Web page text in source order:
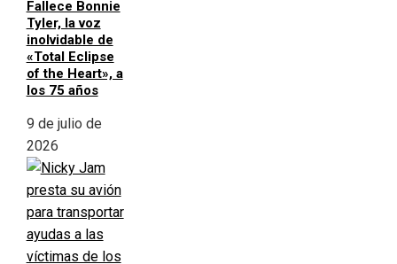
Fallece Bonnie
Tyler, la voz
inolvidable de
«Total Eclipse
of the Heart», a
los 75 años
9 de julio de
2026